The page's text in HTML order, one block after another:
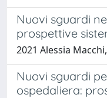
Nuovi sguardi
prospettive
2021 Alessia
Nuovi sguardi
ospedaliera: